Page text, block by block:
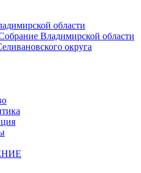
области
Владимирской области
округа